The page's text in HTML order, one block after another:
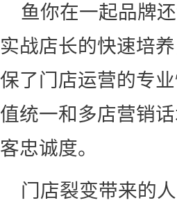
鱼你在一起品牌
实战店长的快速培
保了门店运营的专
值统一和多店营销
客忠诚度。
门店裂变带来的